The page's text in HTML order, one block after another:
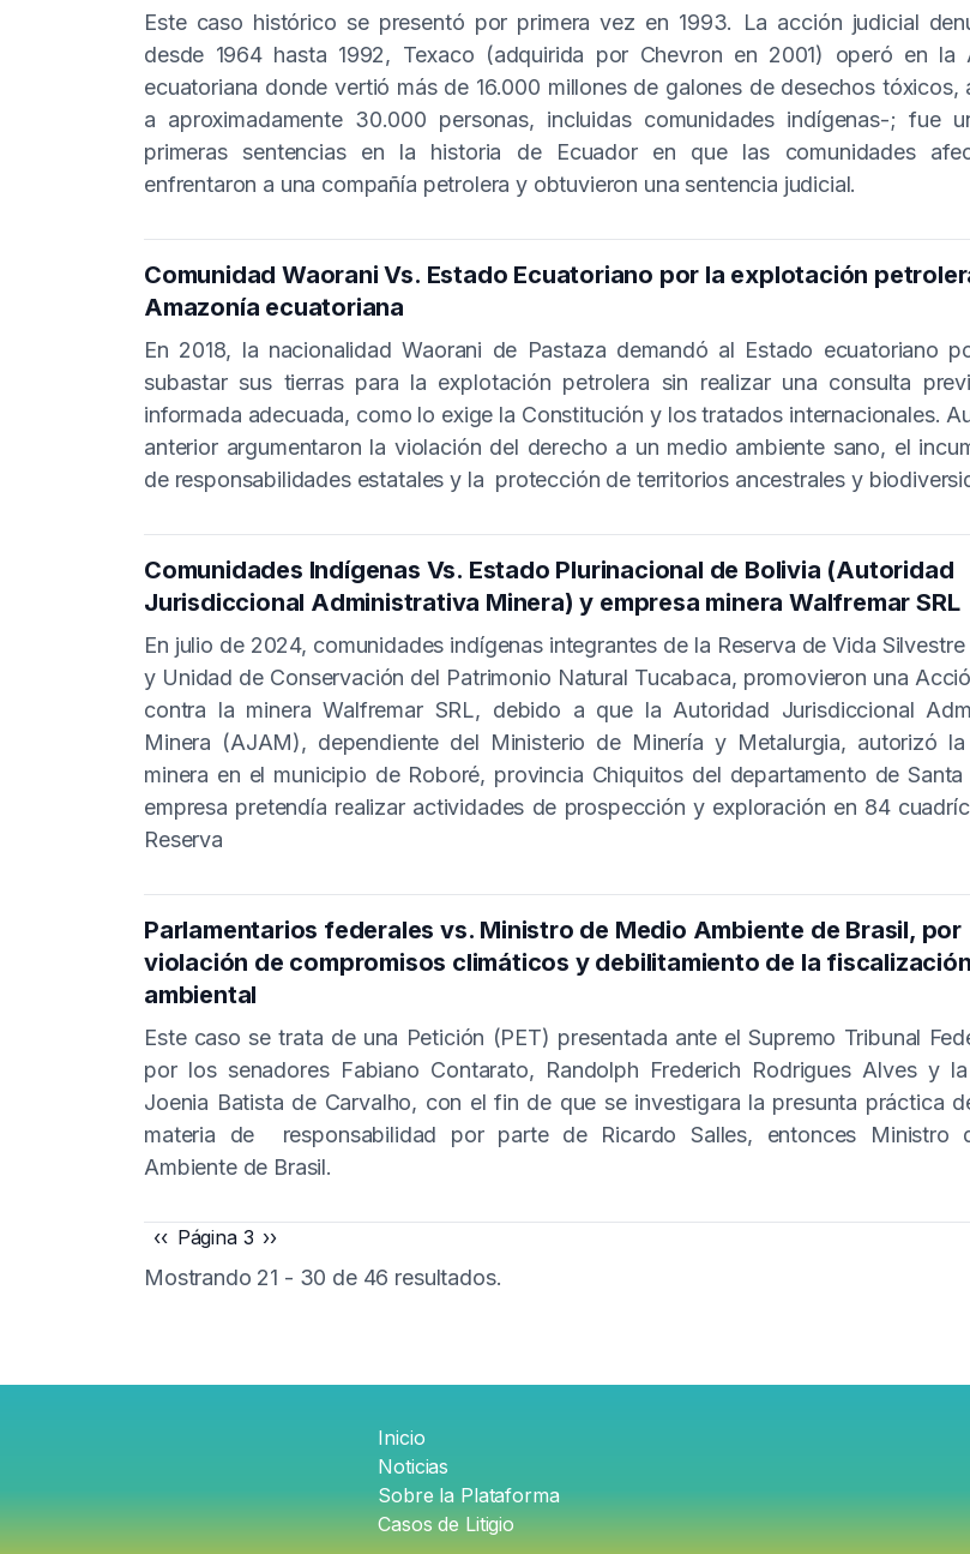
Este caso histórico se presentó por primera vez en 1993. La acción judicial
desde 1964 hasta 1992, Texaco (adquirida por Chevron en 2001) operó en la
ecuatoriana donde vertió más de 16.000 millones de galones de desechos tóxicos,
a aproximadamente 30.000 personas, incluidas comunidades indígenas-; fue
primeras sentencias en la historia de Ecuador en que las comunidades
enfrentaron a una compañía petrolera y obtuvieron una sentencia judicial.
Comunidad Waorani Vs. Estado Ecuatoriano por la explotación
Amazonía ecuatoriana
En 2018, la nacionalidad Waorani de Pastaza demandó al Estado ecuatoriano
subastar sus tierras para la explotación petrolera sin realizar una consulta
informada adecuada, como lo exige la Constitución y los tratados internacionales.
anterior argumentaron la violación del derecho a un medio ambiente sano, el
de responsabilidades estatales y la protección de territorios ancestrales y
Comunidades Indígenas Vs. Estado Plurinacional de Bolivia (Autoridad
Jurisdiccional Administrativa Minera) y empresa minera Walfremar SRL
En julio de 2024, comunidades indígenas integrantes de la Reserva de Vida
y Unidad de Conservación del Patrimonio Natural Tucabaca, promovieron una
contra la minera Walfremar SRL, debido a que la Autoridad Jurisdiccional
Minera (AJAM), dependiente del Ministerio de Minería y Metalurgia, autorizó
minera en el municipio de Roboré, provincia Chiquitos del departamento de
empresa pretendía realizar actividades de prospección y exploración en 84
Reserva
Parlamentarios federales vs. Ministro de Medio Ambiente de Brasil, por
violación de compromisos climáticos y debilitamiento de la fiscalización
ambiental
Este caso se trata de una Petición (PET) presentada ante el Supremo Tribunal
por los senadores Fabiano Contarato, Randolph Frederich Rodrigues Alves y
Joenia Batista de Carvalho, con el fin de que se investigara la presunta práctica
materia de responsabilidad por parte de Ricardo Salles, entonces Ministro
Ambiente de Brasil.
Paginación
Página
anterior
‹‹ Página 3 Siguiente
página
››
Mostrando 21 - 30 de 46 resultados.
Pie
de
página
Inicio
Noticias
Sobre la Plataforma
Casos de Litigio